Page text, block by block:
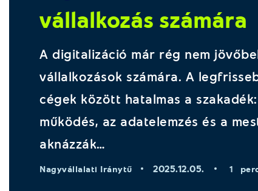
vállalkozás számára
A digitalizáció már rég nem
vállalkozások számára. A
cégek között hatalmas a
működés, az adatelemzés és a
aknázzák…
Nagyvállalati Iránytű 2025.12.05. 1